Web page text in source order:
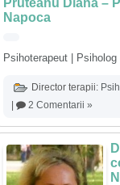
Pruteanu Diana –
Napoca
Psihoterapeut |
Director terapii:
2 Comentarii »